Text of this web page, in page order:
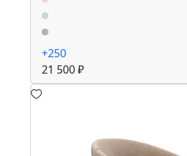
+250
21 500 ₽